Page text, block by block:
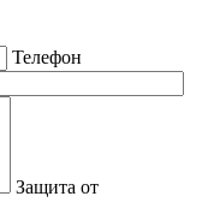
Телефон
Защита от